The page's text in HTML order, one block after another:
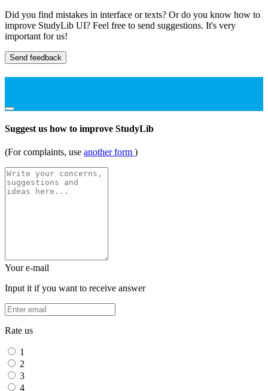
Did you find mistakes in interface or texts? Or do you know how to
improve StudyLib UI? Feel free to send suggestions. It's very
important for us!
Send feedback
Suggest us how to improve StudyLib
(For complaints, use another form )
Your e-mail
Input it if you want to receive answer
Rate us
1
2
3
4